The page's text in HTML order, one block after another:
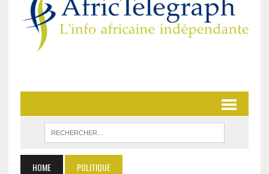
HOME POLITIQUE